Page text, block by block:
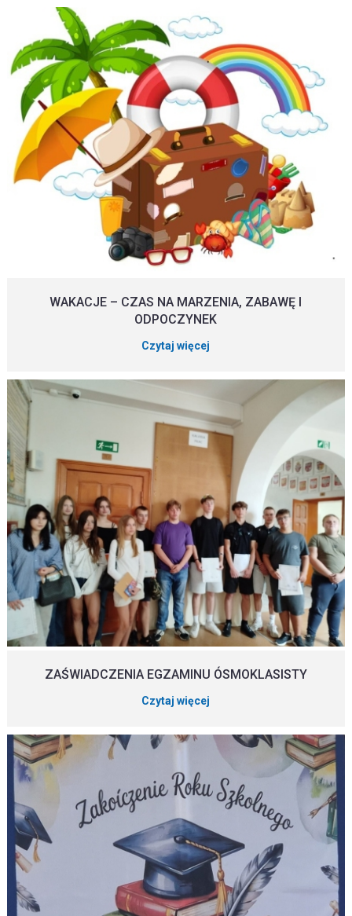
WAKACJE – CZAS NA MARZENIA, ZABAWĘ I
ODPOCZYNEK
Czytaj więcej
ZAŚWIADCZENIA EGZAMINU ÓSMOKLASISTY
Czytaj więcej